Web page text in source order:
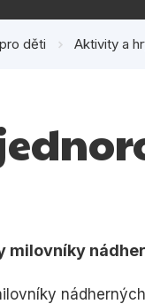
děti
děti Aktivity a
milovníky